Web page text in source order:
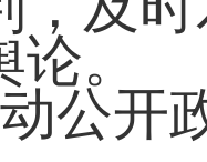
。
公开